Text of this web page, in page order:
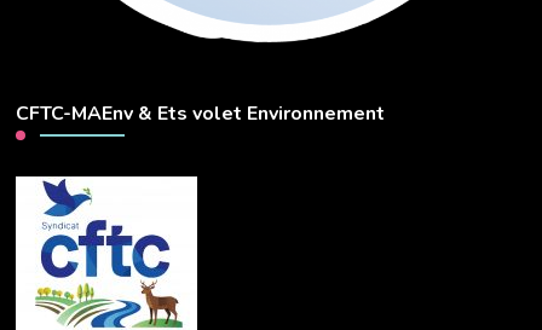
CFTC-MAEnv & Ets volet Environnement